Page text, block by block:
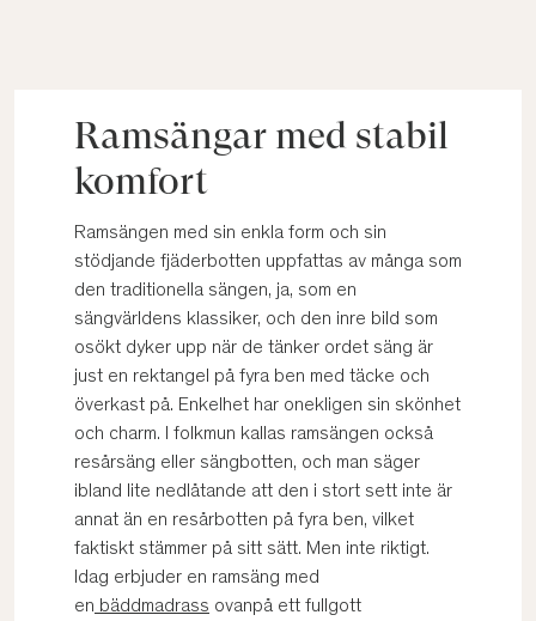
Ramsängar med stabil
komfort
Ramsängen med sin enkla form och sin
stödjande fjäderbotten uppfattas av många som
den traditionella sängen, ja, som en
sängvärldens klassiker, och den inre bild som
osökt dyker upp när de tänker ordet säng är
just en rektangel på fyra ben med täcke och
överkast på. Enkelhet har onekligen sin skönhet
och charm. I folkmun kallas ramsängen också
resårsäng eller sängbotten, och man säger
ibland lite nedlåtande att den i stort sett inte är
annat än en resårbotten på fyra ben, vilket
faktiskt stämmer på sitt sätt. Men inte riktigt.
Idag erbjuder en ramsäng med
en bäddmadrass ovanpå ett fullgott